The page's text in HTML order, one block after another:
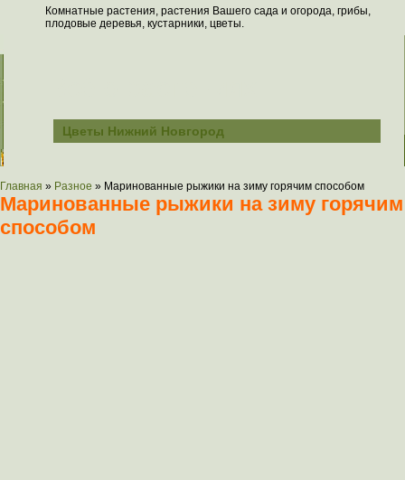
Комнатные растения, растения Вашего сада и огорода, грибы,
плодовые деревья, кустарники, цветы.
Цветы Нижний Новгород
Главная » Разное » Маринованные рыжики на зиму горячим способом
Маринованные рыжики на зиму горячим
способом